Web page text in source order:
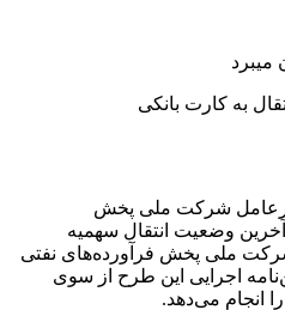
شرکت ملی پخش
آخرین وضعیت انتقال سهمیه
ملی پخش فرآورده‌های نفتی
اجرایی این طرح از سوی
انجام می‌دهد.